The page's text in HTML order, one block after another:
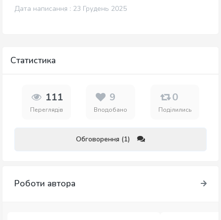
Дата написання : 23 Грудень 2025
Статистика
111
Переглядів
9
Вподобано
0
Поділились
Обговорення (1)
Роботи автора